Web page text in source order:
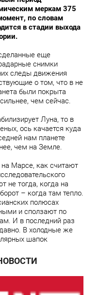
меркам 375
по словам
в стадии выхода
еще
снимки
следы движения
о том, что в не
были покрыта
чем сейчас.
Луна, то в
ось качается куда
нам планете
чем на Земле.
Марсе, как считают
не тогда, когда на
– когда там тепло.
полюсах
и сползают по
И в последний раз
В холодные же
шапок